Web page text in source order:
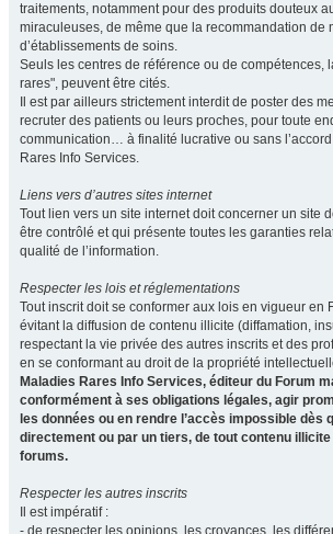
traitements, notamment pour des produits douteux
miraculeuses, de même que la recommandation de
d’établissements de soins.
Seuls les centres de référence ou de compétences,
rares", peuvent être cités.
Il est par ailleurs strictement interdit de poster des
recruter des patients ou leurs proches, pour toute
communication… à finalité lucrative ou sans
Rares Info Services.
Liens vers d’autres sites internet
Tout lien vers un site internet doit concerner un site
être contrôlé et qui présente toutes les garanties
qualité de l’information.
Respecter les lois et réglementations
Tout inscrit doit se conformer aux lois en vigueur en
évitant la diffusion de contenu illicite (diffamation,
respectant la vie privée des autres inscrits et des
en se conformant au droit de la propriété
Maladies Rares Info Services, éditeur du Forum
conformément à ses obligations légales, agir
les données ou en rendre l’accès impossible dès
directement ou par un tiers, de tout contenu
forums.
Respecter les autres inscrits
Il est impératif :
- de respecter les opinions, les croyances, les